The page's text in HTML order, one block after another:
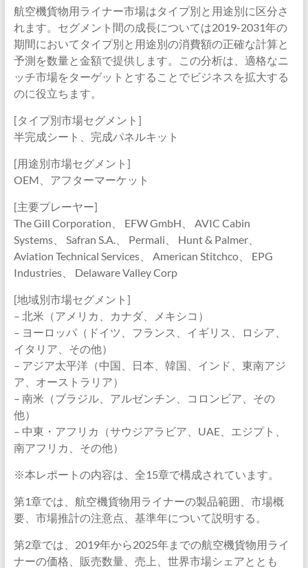
航空機貨物用ライナー市場はタイプ別と用途別に区分さ
れます。セグメント間の成長については2019-2031年の
期間においてタイプ別と用途別の消費額の正確な計算と
予測を数量と金額で提供します。この分析は、適格なニ
ッチ市場をターゲットとすることでビジネスを拡大する
のに役立ちます。
[タイプ別市場セグメント]
半完成シート、完成パネルキット
[用途別市場セグメント]
OEM、アフターマーケット
[主要プレーヤー]
The Gill Corporation、 EFW GmbH、 AVIC Cabin
Systems、 Safran S.A.、 Permali、 Hunt & Palmer、
Aviation Technical Services、 American Stitchco、 EPG
Industries、 Delaware Valley Corp
[地域別市場セグメント]
– 北米（アメリカ、カナダ、メキシコ）
– ヨーロッパ（ドイツ、フランス、イギリス、ロシア、
イタリア、その他）
– アジア太平洋（中国、日本、韓国、インド、東南アジ
ア、オーストラリア）
– 南米（ブラジル、アルゼンチン、コロンビア、その
他）
– 中東・アフリカ（サウジアラビア、UAE、エジプト、
南アフリカ、その他）
※本レポートの内容は、全15章で構成されています。
第1章では、航空機貨物用ライナーの製品範囲、市場概
要、市場推計の注意点、基準年について説明する。
第2章では、2019年から2025年までの航空機貨物用ライ
ナーの価格、販売数量、売上、世界市場シェアととも